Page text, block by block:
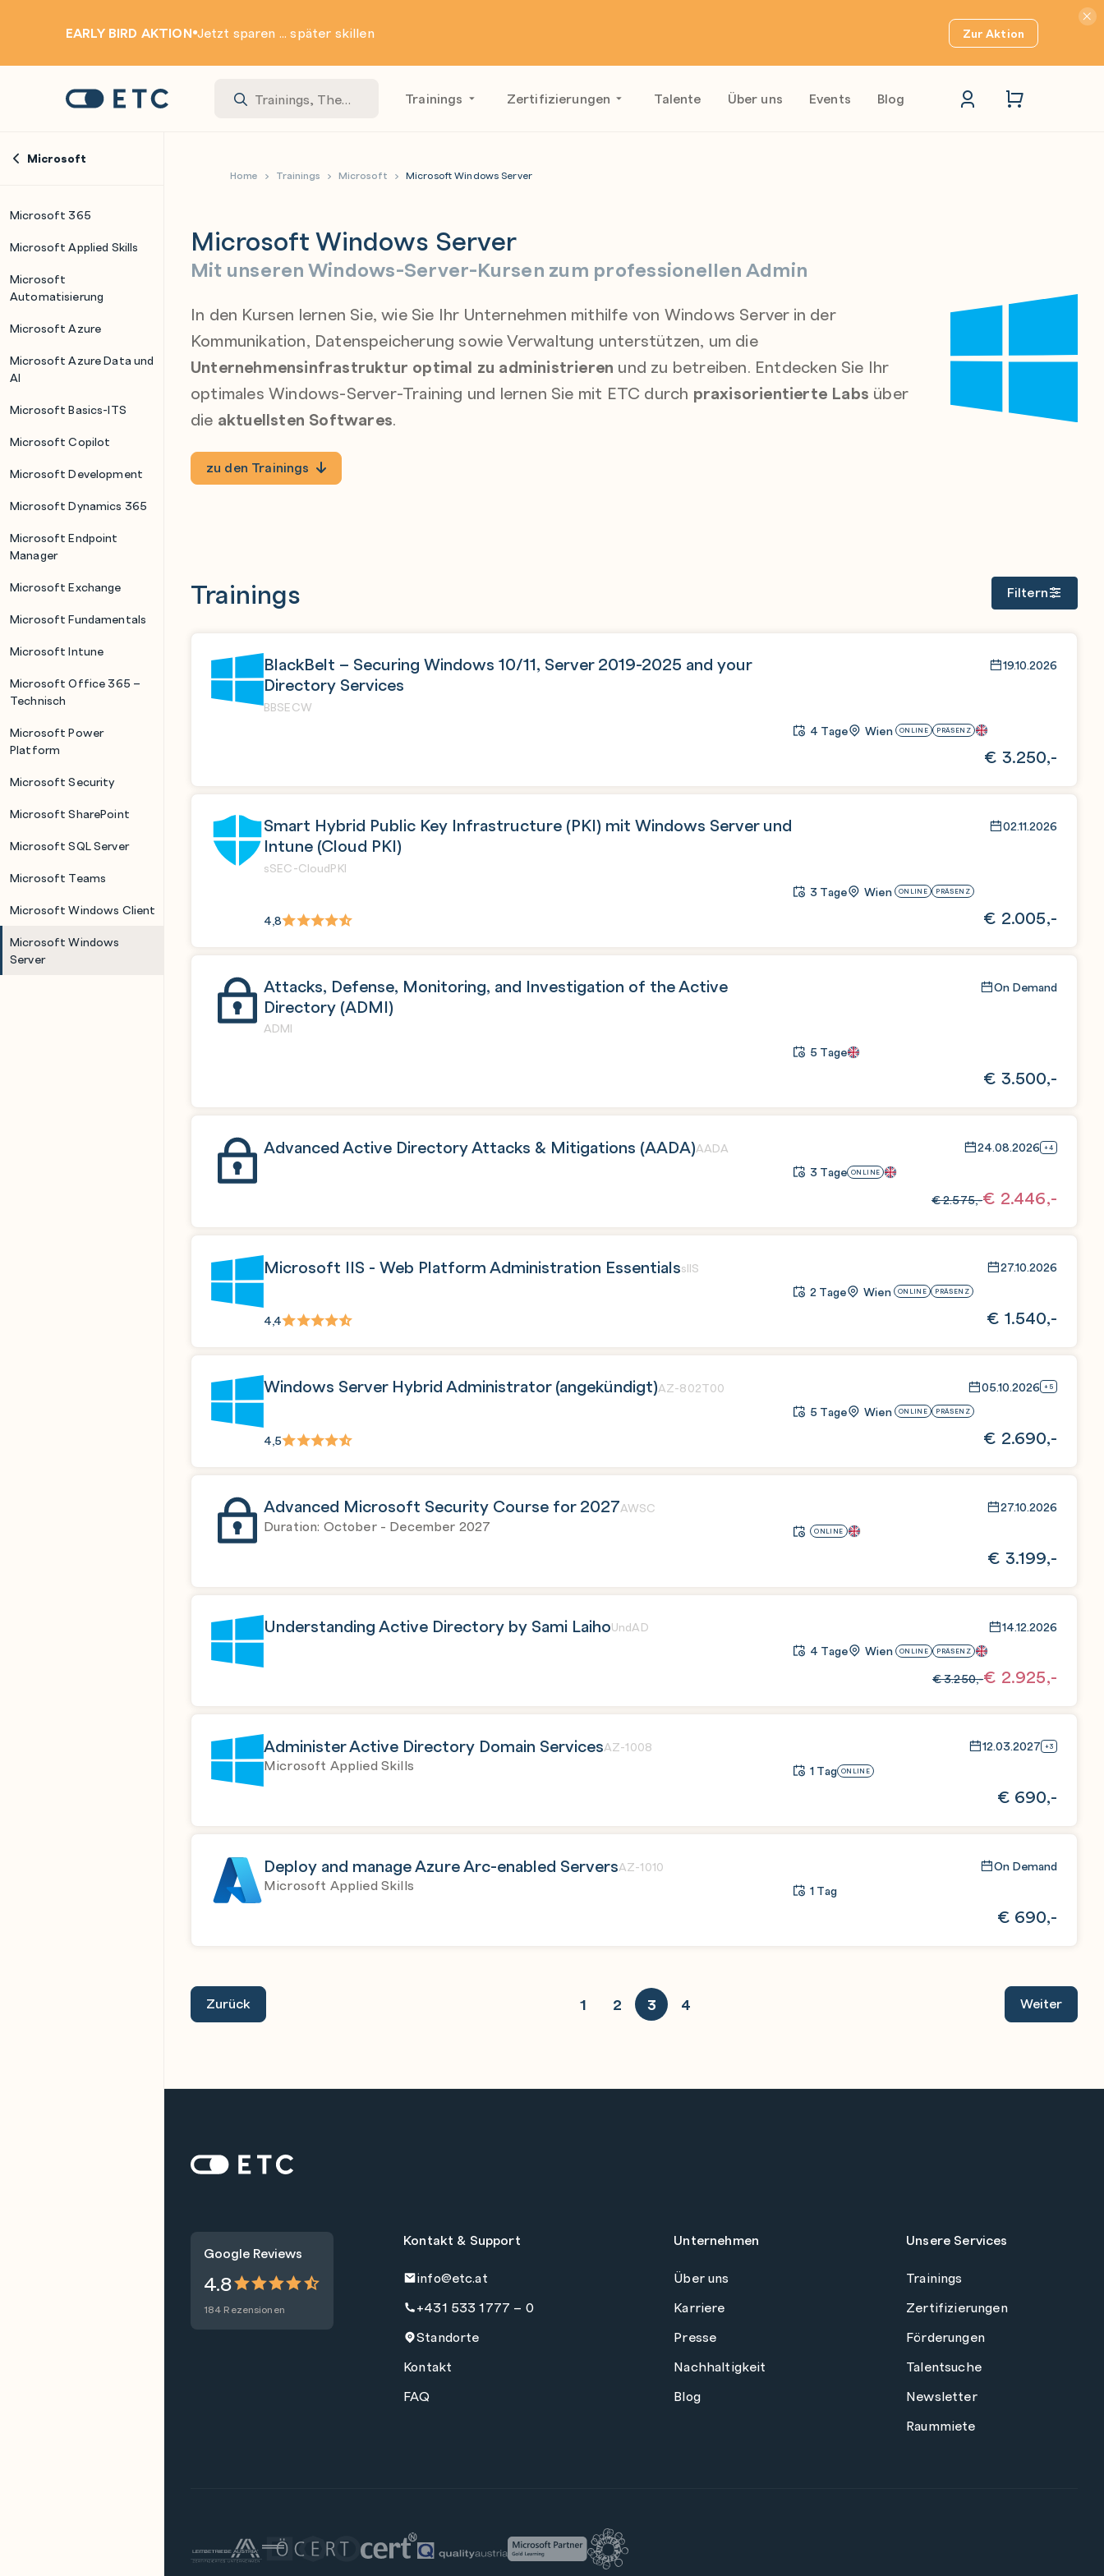
EARLY BIRD AKTION Jetzt sparen ... später skillen Zur Aktion
Startseite: ETC Trainings Zertifizierungen Talente Über uns Events Blog
Home Trainings Microsoft Microsoft Windows Server
Microsoft
Microsoft 365
Microsoft Applied Skills
Microsoft
Automatisierung
Microsoft Azure
Microsoft Azure Data und
AI
Microsoft Basics-ITS
Microsoft Copilot
Microsoft Development
Microsoft Dynamics 365
Microsoft Endpoint
Manager
Microsoft Exchange
Microsoft Fundamentals
Microsoft Intune
Microsoft Office 365 –
Technisch
Microsoft Power
Platform
Microsoft Security
Microsoft SharePoint
Microsoft SQL Server
Microsoft Teams
Microsoft Windows Client
Microsoft Windows
Server
Microsoft Windows Server
Mit unseren Windows-Server-Kursen zum professionellen Admin
In den Kursen lernen Sie, wie Sie Ihr Unternehmen mithilfe von Windows Server in der
Kommunikation, Datenspeicherung sowie Verwaltung unterstützen, um die
Unternehmensinfrastruktur optimal zu administrieren und zu betreiben. Entdecken Sie Ihr
optimales Windows-Server-Training und lernen Sie mit ETC durch praxisorientierte Labs über
die aktuellsten Softwares.
zu den Trainings
Trainings Filtern
4 Tage Wien ONLINE PRÄSENZ
BlackBelt – Securing Windows 10/11, Server 2019-2025 and your
Directory Services
BBSECW
19.10.2026
€ 3.250,-
3 Tage Wien ONLINE PRÄSENZ
Smart Hybrid Public Key Infrastructure (PKI) mit Windows Server und
Intune (Cloud PKI)
sSEC-CloudPKI
4,8
02.11.2026
€ 2.005,-
5 Tage
Attacks, Defense, Monitoring, and Investigation of the Active
Directory (ADMI)
ADMI
On Demand
€ 3.500,-
3 Tage ONLINE
Advanced Active Directory Attacks & Mitigations (AADA)AADA 24.08.2026 +4
€ 2.446,-
€2.575,-
2 Tage Wien ONLINE PRÄSENZ
Microsoft IIS - Web Platform Administration EssentialssIIS
4,4
27.10.2026
€ 1.540,-
5 Tage Wien ONLINE PRÄSENZ
Windows Server Hybrid Administrator (angekündigt)AZ-802T00
4,5
05.10.2026 +5
€ 2.690,-
ONLINE
Advanced Microsoft Security Course for 2027AWSC
Duration: October - December 2027
27.10.2026
€ 3.199,-
4 Tage Wien ONLINE PRÄSENZ
Understanding Active Directory by Sami LaihoUndAD 14.12.2026
€ 2.925,-
€3.250,-
1 Tag ONLINE
Administer Active Directory Domain ServicesAZ-1008
Microsoft Applied Skills
12.03.2027 +3
€ 690,-
1 Tag
Deploy and manage Azure Arc-enabled ServersAZ-1010
Microsoft Applied Skills
On Demand
€ 690,-
Zurück 1 2 3 4 Weiter
Zur Startseite: ETC
Google Reviews
4.8
184 Rezensionen
Kontakt & Support
info@etc.at
+431 533 1777 – 0
Standorte
Kontakt
FAQ
Unternehmen
Über uns
Karriere
Presse
Nachhaltigkeit
Blog
Unsere Services
Trainings
Zertifizierungen
Förderungen
Talentsuche
Newsletter
Raummiete